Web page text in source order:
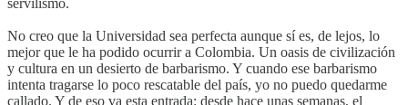
servilismo.
No creo que la Universidad sea perfecta aunque sí es, de lejos, lo
mejor que le ha podido ocurrir a Colombia. Un oasis de civilización
y cultura en un desierto de barbarismo. Y cuando ese barbarismo
intenta tragarse lo poco rescatable del país, yo no puedo quedarme
callado. Y de eso va esta entrada: desde hace unas semanas, el